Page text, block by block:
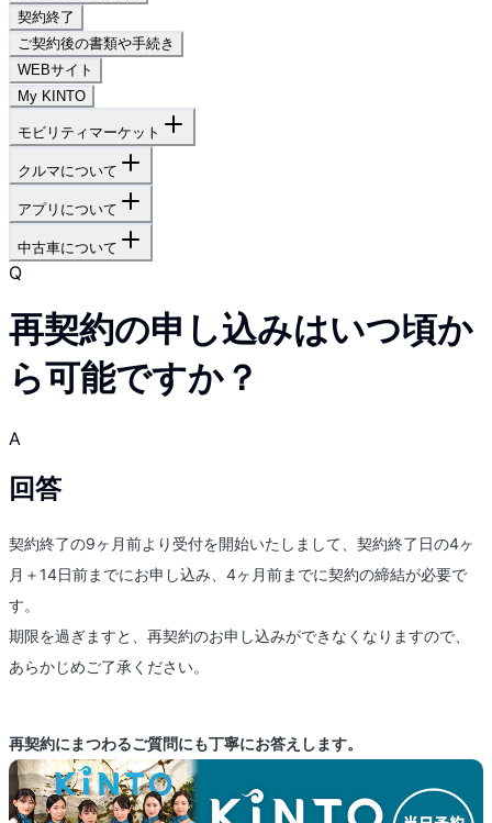
契約終了
ご契約後の書類や手続き
WEBサイト
My KINTO
モビリティマーケット
クルマについて
アプリについて
中古車について
Q
再契約の申し込みはいつ頃か
ら可能ですか？
A
回答
契約終了の9ヶ月前より受付を開始いたしまして、契約終了日の4ヶ
月＋14日前までにお申し込み、4ヶ月前までに契約の締結が必要で
す。
期限を過ぎますと、再契約のお申し込みができなくなりますので、
あらかじめご了承ください。
再契約にまつわるご質問にも丁寧にお答えします。